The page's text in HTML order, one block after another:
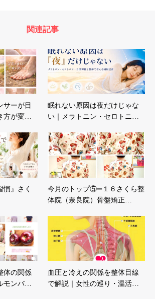
関連記事
サーが目
方が変…
眠れない原因は夜だけじゃな
い｜メラトニン・セロトニ…
慣』さく
今月のトップ⑤➖１６さくら整
体院（奈良院）骨盤矯正…
体の関係
モンバ…
血圧と冷えの関係を整体目線
で解説｜女性の巡り・温活…